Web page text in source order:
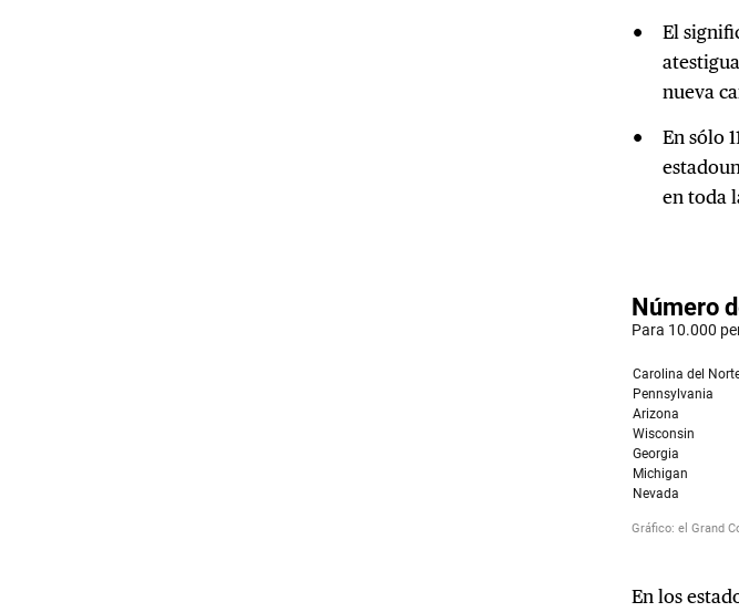
El
nueva
En sólo
en toda
En los